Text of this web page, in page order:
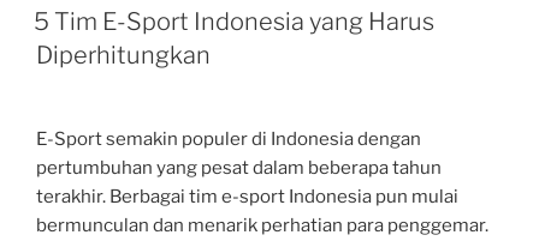
ON
5 Tim E-Sport Indonesia yang Harus
Diperhitungkan
E-Sport semakin populer di Indonesia dengan
pertumbuhan yang pesat dalam beberapa tahun
terakhir. Berbagai tim e-sport Indonesia pun mulai
bermunculan dan menarik perhatian para penggemar.